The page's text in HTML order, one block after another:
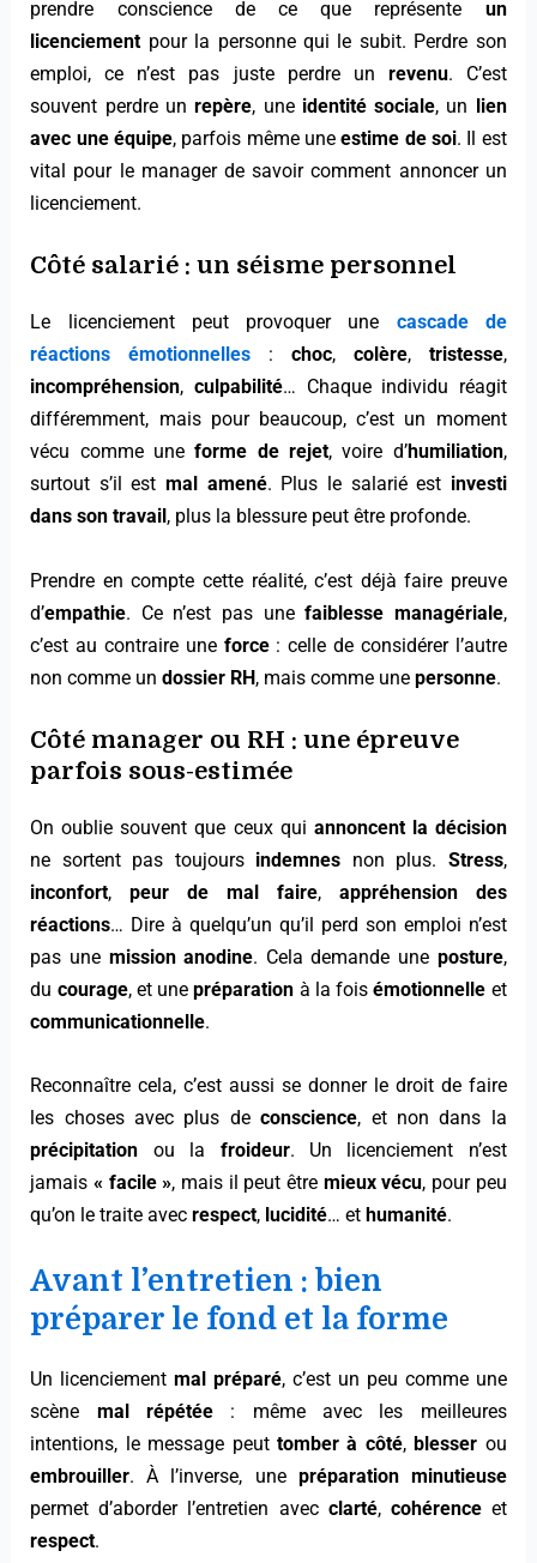
prendre conscience de ce que représente un
licenciementpour la personne qui le subit. Perdre son
emploi, ce n’est pas juste perdre un revenu. C’est
souvent perdre unrepère, une identité sociale, un lien
avec une équipe, parfois même uneestime de soi. Il est
vital pour le manager de savoir comment annoncer un
licenciement.
Côté salarié : un séisme personnel
Le licenciement peut provoquer une cascade de
réactions émotionnelles : choc, colère, tristesse,
incompréhension, culpabilité… Chaque individu réagit
différemment, mais pour beaucoup, c’est un moment
vécu comme uneforme de rejet, voire d’humiliation,
surtout s’il estmal amené. Plus le salarié est investi
dans son travail , plus la blessure peut être profonde.
Prendre en compte cette réalité, c’est déjà faire preuve
d’empathie. Ce n’est pas unefaiblesse managériale,
c’est au contraire une force: celle de considérer l’autre
non comme undossier RH, mais comme unepersonne.
Côté manager ou RH : une épreuve
parfois sous-estimée
On oublie souvent que ceux qui annoncent la décision
ne sortent pas toujours indemnes non plus. Stress,
inconfort,peur de mal faire, appréhension des
réactions… Dire à quelqu’un qu’il perd son emploi n’est
pas une mission anodine. Cela demande une posture,
du courage, et unepréparation à la foisémotionnelle et
communicationnelle.
Reconnaître cela, c’est aussi se donner le droit de faire
les choses avec plus deconscience, et non dans la
précipitation ou la froideur. Un licenciement n’est
jamais « facile », mais il peut être mieux vécu, pour peu
qu’on le traite avecrespect, lucidité… ethumanité.
Avant l’entretien : bien
préparer le fond et la forme
Un licenciementmal préparé, c’est un peu comme une
scène mal répétée: même avec les meilleures
intentions, le message peut tomber à côté, blesser ou
embrouiller. À l’inverse, une préparation minutieuse
permet d’aborder l’entretien avec clarté, cohérenceet
respect.